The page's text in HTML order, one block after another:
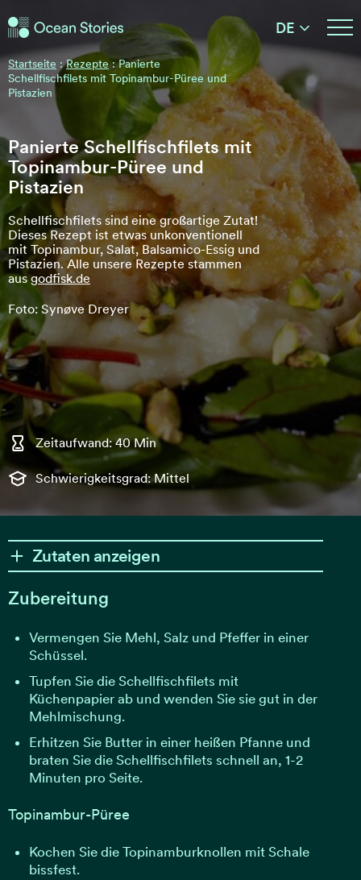
Ocean Stories
Ocean Stories
DE
Startseite :Rezepte:Panierte
Schellfischfilets mit Topinambur-Püree und
Pistazien
Panierte Schellfischfilets mit
Topinambur-Püree und
Pistazien
Schellfischfilets sind eine großartige Zutat!
Dieses Rezept ist etwas unkonventionell
mit Topinambur, Salat, Balsamico-Essig und
Pistazien. Alle unsere Rezepte stammen
ausgodfisk.de
Foto: Synøve Dreyer
Zeitaufwand: 40 Min
Schwierigkeitsgrad: Mittel
Zutaten anzeigen
Zubereitung
Vermengen Sie Mehl, Salz und Pfeffer in einer
Schüssel.
Tupfen Sie die Schellfischfilets mit
Küchenpapier ab und wenden Sie sie gut in der
Mehlmischung.
Erhitzen Sie Butter in einer heißen Pfanne und
braten Sie die Schellfischfilets schnell an, 1-2
Minuten pro Seite.
Topinambur-Püree
Kochen Sie die Topinamburknollen mit Schale
bissfest.